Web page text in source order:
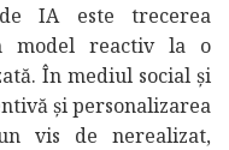
IA este trecerea
model reactiv la o
În mediul social și
și personalizarea
vis de nerealizat,